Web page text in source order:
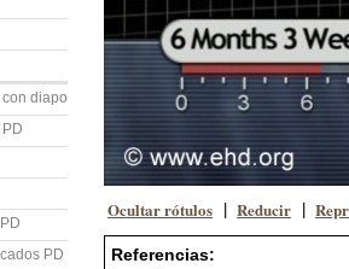
diapositivas (PD)
PD
Ocultar rótulos Reducir
Referencias: